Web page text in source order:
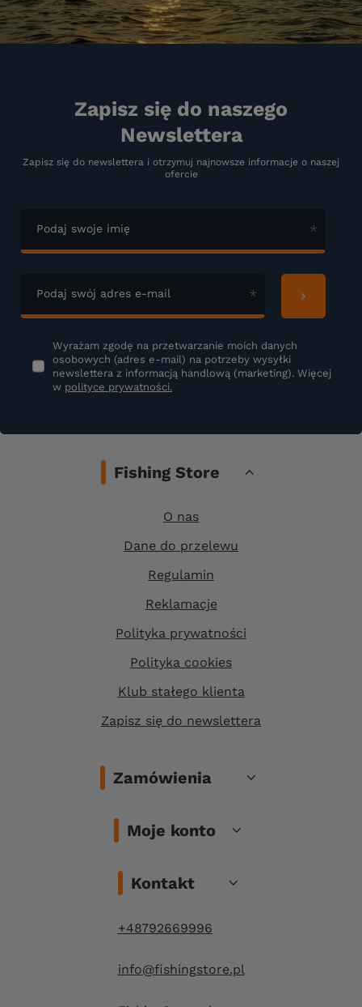
Zapisz się do naszego
Newslettera
Zapisz się do newslettera i otrzymuj najnowsze informacje o naszej
ofercie
Podaj swoje imię
Podaj swój adres e-mail
Wyrażam zgodę na przetwarzanie moich danych
osobowych (adres e-mail) na potrzeby wysyłki
newslettera z informacją handlową (marketing). Więcej
w polityce prywatności.
Fishing Store
O nas
Dane do przelewu
Regulamin
Reklamacje
Polityka prywatności
Polityka cookies
Klub stałego klienta
Zapisz się do newslettera
Zamówienia
Moje konto
Kontakt
+48792669996
info@fishingstore.pl